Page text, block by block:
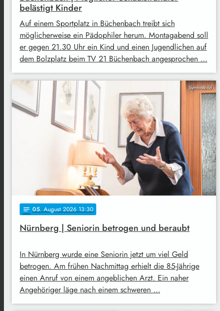
belästigt Kinder
Auf einem Sportplatz in Büchenbach treibt sich
möglicherweise ein Pädophiler herum. Montagabend soll
er gegen 21.30 Uhr ein Kind und einen Jugendlichen auf
dem Bolzplatz beim TV 21 Büchenbach angesprochen …
Symbolbild
notes 05. August 2026 13:30
Nürnberg | Seniorin betrogen und beraubt
In Nürnberg wurde eine Seniorin jetzt um viel Geld
betrogen. Am frühen Nachmittag erhielt die 85-Jährige
einen Anruf von einem angeblichen Arzt. Ein naher
Angehöriger läge nach einem schweren …